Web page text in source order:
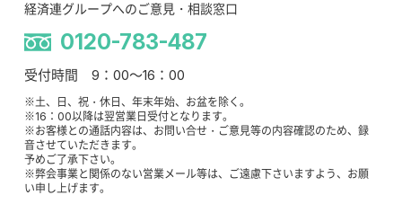
経済連グループへのご意見・相談窓口
0120-783-487
受付時間 9：00～16：00
※土、日、祝・休日、年末年始、お盆を除く。
※16：00以降は翌営業日受付となります。
※お客様との通話内容は、お問い合せ・ご意見等の内容確認のため、録
音させていただきます。
予めご了承下さい。
※弊会事業と関係のない営業メール等は、ご遠慮下さいますよう、お願
い申し上げます。